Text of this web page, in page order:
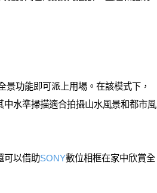
功能即可派上用場。在該模式下，
水準掃描適合拍攝山水風景和都市風
可以借助SONY數位相框在家中欣賞全